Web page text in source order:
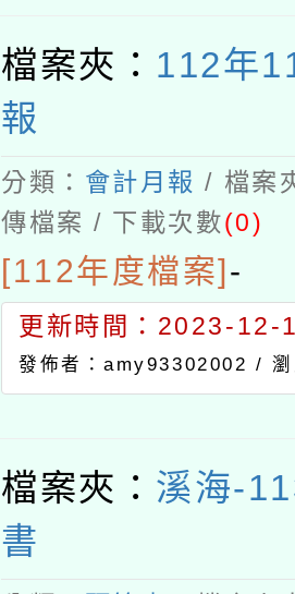
檔案夾： 112年
報
分類： 會計月報 / 檔案
傳檔案 / 下載次數(0)
[112年度檔案] -
更新時間：2023-12-
發佈者：amy93302002 /
檔案夾： 溪海-
書